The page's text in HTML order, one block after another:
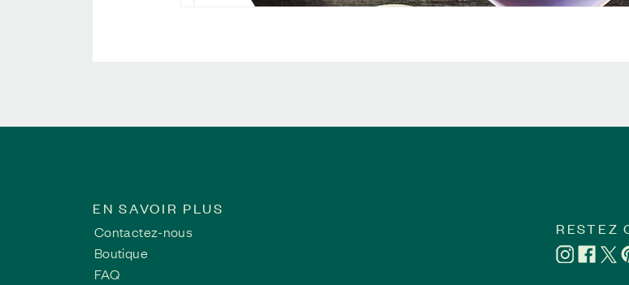
Pendant des années, Bob a porté en silence le fardeau des abus sexuels subis
il espère rappeler aux autres survivants qu’ils ne sont pas seuls, et également
conséquences durables de ces abus et inciter d’autres personnes à chercher de
EN SAVOIR PLUS
Contactez-nous
Boutique
FAQ
RESTEZ